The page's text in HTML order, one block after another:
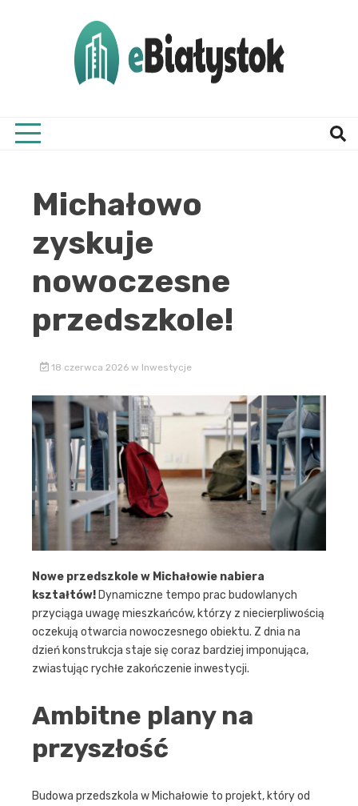
Michałowo
zyskuje
nowoczesne
przedszkole!
18 czerwca 2026 w Inwestycje
Nowe przedszkole w Michałowie nabiera
kształtów!Dynamiczne tempo prac budowlanych
przyciąga uwagę mieszkańców, którzy z niecierpliwością
oczekują otwarcia nowoczesnego obiektu. Z dnia na
dzień konstrukcja staje się coraz bardziej imponująca,
zwiastując rychłe zakończenie inwestycji.
Ambitne plany na
przyszłość
Budowa przedszkola w Michałowie to projekt, który od